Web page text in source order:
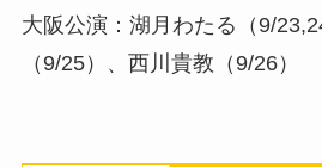
大阪公演：湖月わたる（9/
（9/25）、西川貴教（9/26）